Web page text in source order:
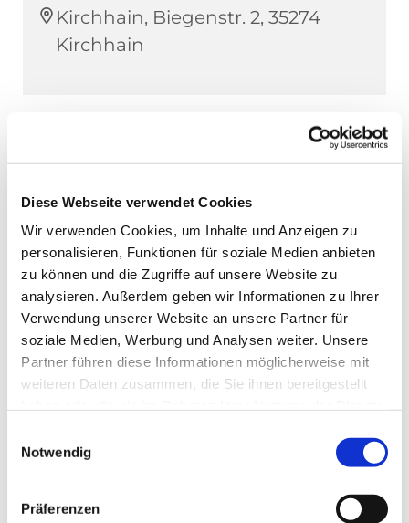
Diese Webseite verwendet Cookies
Wir verwenden Cookies, um Inhalte und Anzeigen zu
personalisieren, Funktionen für soziale Medien anbieten
zu können und die Zugriffe auf unsere Website zu
analysieren. Außerdem geben wir Informationen zu Ihrer
Verwendung unserer Website an unsere Partner für
soziale Medien, Werbung und Analysen weiter. Unsere
Partner führen diese Informationen möglicherweise mit
weiteren Daten zusammen, die Sie ihnen bereitgestellt
Notwendig
Präferenzen
Kirchhain, Biegenstr. 2, 35274
Kirchhain
Dies könnte Sie auch